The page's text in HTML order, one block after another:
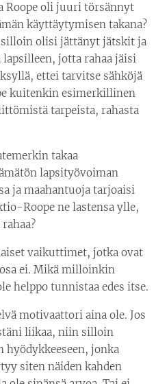
Roope oli juuri törsännyt
käyttäytymisen takana?
silloin olisi jättänyt jätskit ja
jotta rahaa jäisi
ettei tarvitse sähköjä
kuitenkin esimerkillinen
tarpeista, rahasta
takaa
lapsityövoiman
ja maahantuoja tarjoaisi
Roope ne lastensa ylle,
vaikuttimet, jotka ovat
ei. Mikä milloinkin
helppo tunnistaa edes itse.
motivaattori aina ole. Jos
liikaa, niin silloin
hyödykkeeseen, jonka
siten näiden kahden